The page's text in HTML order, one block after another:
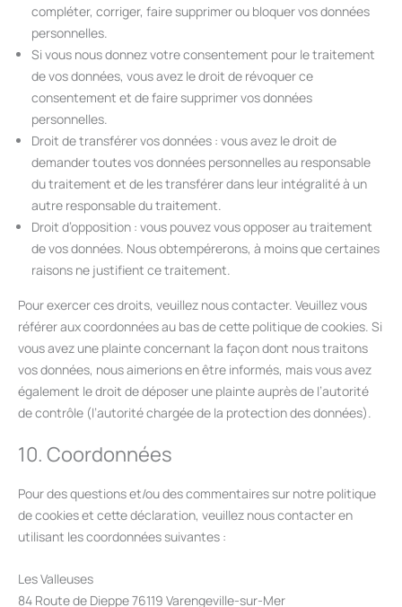
compléter, corriger, faire supprimer ou bloquer vos données
personnelles.
Si vous nous donnez votre consentement pour le traitement
de vos données, vous avez le droit de révoquer ce
consentement et de faire supprimer vos données
personnelles.
Droit de transférer vos données : vous avez le droit de
demander toutes vos données personnelles au responsable
du traitement et de les transférer dans leur intégralité à un
autre responsable du traitement.
Droit d’opposition : vous pouvez vous opposer au traitement
de vos données. Nous obtempérerons, à moins que certaines
raisons ne justifient ce traitement.
Pour exercer ces droits, veuillez nous contacter. Veuillez vous
référer aux coordonnées au bas de cette politique de cookies. Si
vous avez une plainte concernant la façon dont nous traitons
vos données, nous aimerions en être informés, mais vous avez
également le droit de déposer une plainte auprès de l’autorité
de contrôle (l’autorité chargée de la protection des données).
10. Coordonnées
Pour des questions et/ou des commentaires sur notre politique
de cookies et cette déclaration, veuillez nous contacter en
utilisant les coordonnées suivantes :
Les Valleuses
84 Route de Dieppe 76119 Varengeville-sur-Mer